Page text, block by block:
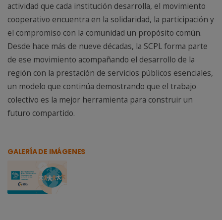
actividad que cada institución desarrolla, el movimiento
cooperativo encuentra en la solidaridad, la participación y
el compromiso con la comunidad un propósito común.
Desde hace más de nueve décadas, la SCPL forma parte
de ese movimiento acompañando el desarrollo de la
región con la prestación de servicios públicos esenciales,
un modelo que continúa demostrando que el trabajo
colectivo es la mejor herramienta para construir un
futuro compartido.
GALERÍA DE IMÁGENES